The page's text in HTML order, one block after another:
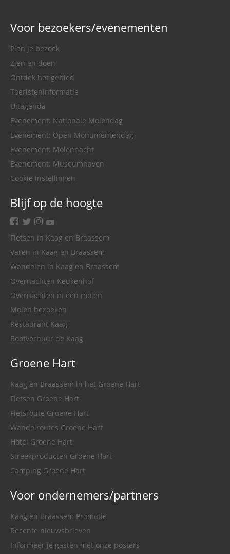
Voor bezoekers/evenementen
Plan je bezoek
Zien en doen
Ontdek het gebied
Toeristeninformatie
Uitagenda
Evenement: Nationale Molendag
Evenement: Open Monumentendag
Evenement: Molennacht
Evenement: Museumhaven
Cookie instellingen
Blijf op de hoogte
facebook
twitterinstagram
youtube
Fietsen in Kaag en Braassem
Varen in Kaag en Braassem
Wandelen in Kaag en Braassem
Overnachten Keukenhof
Overnachten in een molen
Molen bezoeken
Restaurant Kaag
Bootverhuur de Kaag
Groene Hart
Kaag en Braassem in het Groene Hart
Fietsen Groene Hart
Fietsroute Groene Hart
Wandelroutes Groene Hart
Hotel Groene Hart
Streekproducten Groene Hart
Camping Groene Hart
Voor ondernemers/partners
Kaag en Braassem Promotie
Recente nieuwsbrieven
Informeer je gasten met onze posters